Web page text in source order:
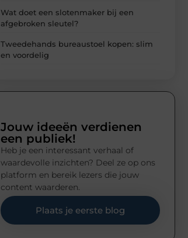
Wat doet een slotenmaker bij een
afgebroken sleutel?
Tweedehands bureaustoel kopen: slim
en voordelig
Jouw ideeën verdienen
een publiek!
Heb je een interessant verhaal of
waardevolle inzichten? Deel ze op ons
platform en bereik lezers die jouw
content waarderen.
Plaats je eerste blog